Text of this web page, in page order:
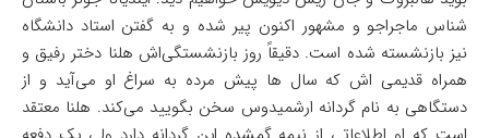
شناس ماجراجو و مشهور اکنون پیر شده و به گفتن استاد دانشگاه
نیز بازنشسته شده است. دقیقاً روز بازنشستگی‌اش هلنا دختر رفیق و
همراه قدیمی اش که سال ها پیش مرده به سراغ او می‌آید و از
دستگاهی به نام گردانه ارشمیدوس سخن بگویید می‌کند. هلنا معتقد